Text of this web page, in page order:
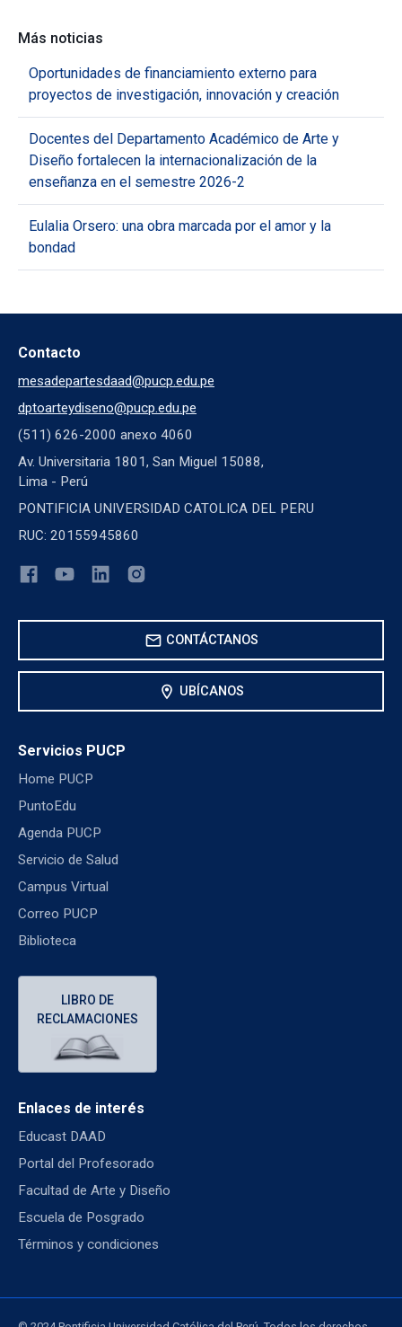
Más noticias
Oportunidades de financiamiento externo para
proyectos de investigación, innovación y creación
Docentes del Departamento Académico de Arte y
Diseño fortalecen la internacionalización de la
enseñanza en el semestre 2026-2
Eulalia Orsero: una obra marcada por el amor y la
bondad
Contacto
mesadepartesdaad@pucp.edu.pe
dptoarteydiseno@pucp.edu.pe
(511) 626-2000 anexo 4060
Av. Universitaria 1801, San Miguel 15088,
Lima - Perú
PONTIFICIA UNIVERSIDAD CATOLICA DEL PERU
RUC: 20155945860
mail CONTÁCTANOS
location_on UBÍCANOS
Servicios PUCP
Home PUCP
PuntoEdu
Agenda PUCP
Servicio de Salud
Campus Virtual
Correo PUCP
Biblioteca
LIBRO DE
RECLAMACIONES
Enlaces de interés
Educast DAAD
Portal del Profesorado
Facultad de Arte y Diseño
Escuela de Posgrado
Términos y condiciones